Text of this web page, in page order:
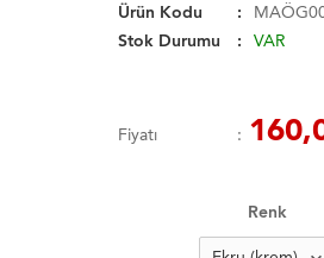
Ürün Kodu
Stok Durumu
VAR
Fiyatı
Renk